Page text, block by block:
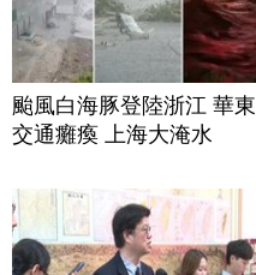
颱風白海豚登陸浙江 華東
交通癱瘓 上海大淹水